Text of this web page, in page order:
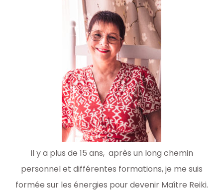
Il y a plus de 15 ans, après un long chemin
personnel et différentes formations, je me suis
formée sur les énergies pour devenir Maître Reiki.